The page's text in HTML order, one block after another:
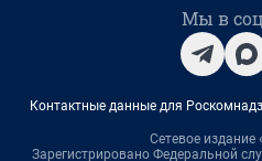
Мы в
Контактные данные для
Сетевое издание
Зарегистрировано Федеральной